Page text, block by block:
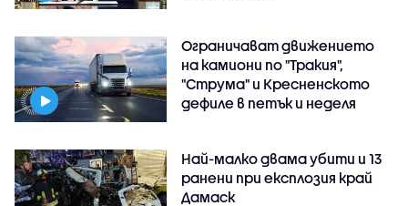
Ограничават движението
на камиони по "Тракия",
"Струма" и Кресненското
дефиле в петък и неделя
Най-малко двама убити и 13
ранени при експлозия край
Дамаск